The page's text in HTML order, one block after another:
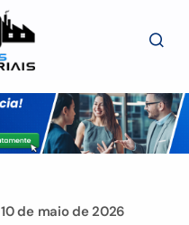
10 de maio de 2026